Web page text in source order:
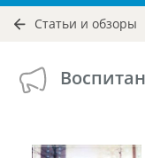
Статьи и обзоры